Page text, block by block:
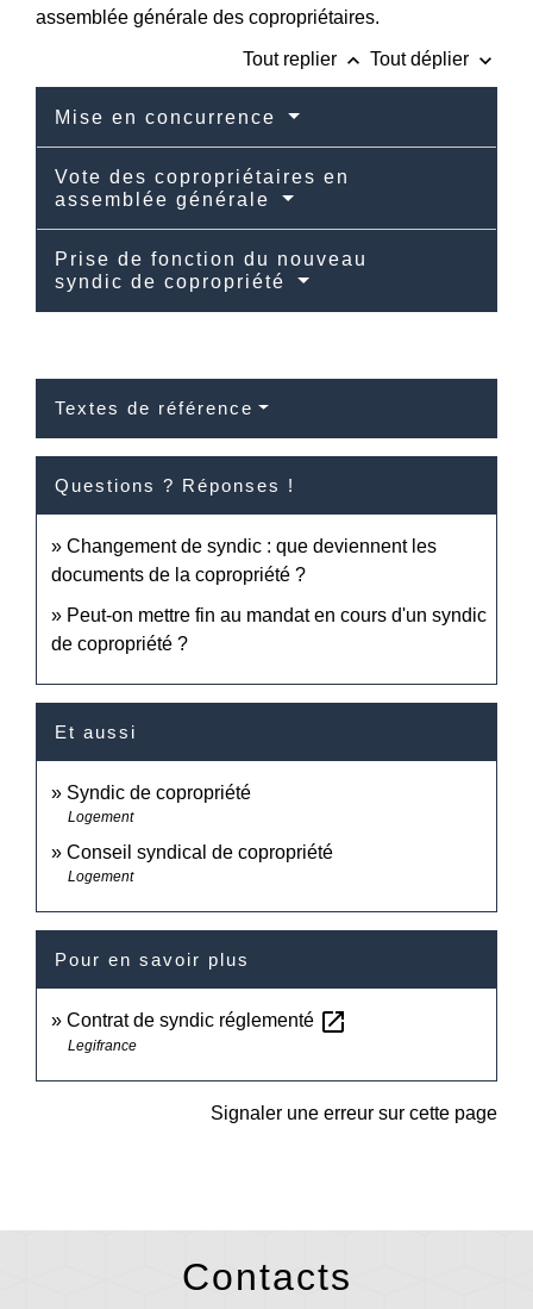
assemblée générale des copropriétaires.
Tout replier keyboard_arrow_up Tout déplier keyboard_arrow_down
Mise en concurrence
Vote des copropriétaires en
assemblée générale
Prise de fonction du nouveau
syndic de copropriété
Textes de référence
Questions ? Réponses !
Changement de syndic : que deviennent les
documents de la copropriété ?
Peut-on mettre fin au mandat en cours d'un syndic
de copropriété ?
Et aussi
Syndic de copropriété
Logement
Conseil syndical de copropriété
Logement
Pour en savoir plus
Contrat de syndic réglementé open_in_new
Legifrance
Signaler une erreur sur cette page
Contacts